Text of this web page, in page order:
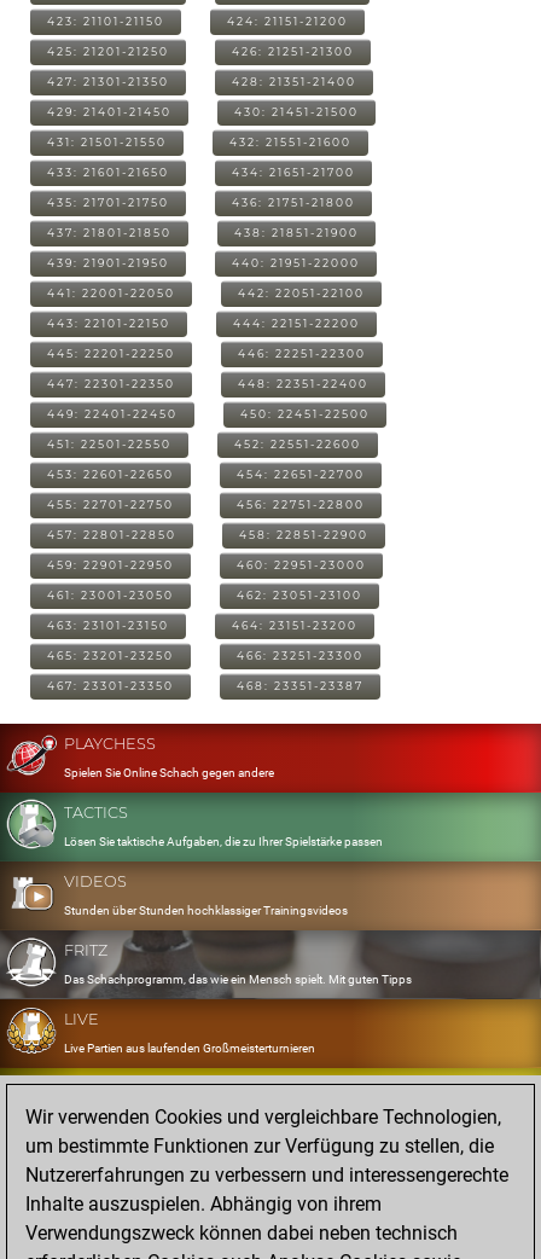
423: 21101-21150 424: 21151-21200
425: 21201-21250 426: 21251-21300
427: 21301-21350 428: 21351-21400
429: 21401-21450 430: 21451-21500
431: 21501-21550 432: 21551-21600
433: 21601-21650 434: 21651-21700
435: 21701-21750 436: 21751-21800
437: 21801-21850 438: 21851-21900
439: 21901-21950 440: 21951-22000
441: 22001-22050 442: 22051-22100
443: 22101-22150 444: 22151-22200
445: 22201-22250 446: 22251-22300
447: 22301-22350 448: 22351-22400
449: 22401-22450 450: 22451-22500
451: 22501-22550 452: 22551-22600
453: 22601-22650 454: 22651-22700
455: 22701-22750 456: 22751-22800
457: 22801-22850 458: 22851-22900
459: 22901-22950 460: 22951-23000
461: 23001-23050 462: 23051-23100
463: 23101-23150 464: 23151-23200
465: 23201-23250 466: 23251-23300
467: 23301-23350 468: 23351-23387
PLAYCHESS
Spielen Sie Online Schach gegen andere
TACTICS
Lösen Sie taktische Aufgaben, die zu Ihrer Spielstärke passen
VIDEOS
Stunden über Stunden hochklassiger Trainingsvideos
FRITZ
Das Schachprogramm, das wie ein Mensch spielt. Mit guten Tipps
LIVE
Live Partien aus laufenden Großmeisterturnieren
OPENINGS
Erfassen und Üben Sie Ihr Eröffnungsrepertoire
DATABASE
Acht Millionen starke Partien
MYGAMES
Speichern und analysieren Sie eigene Partien in der Cloud
Wir verwenden Cookies und vergleichbare Technologien,
um bestimmte Funktionen zur Verfügung zu stellen, die
Nutzererfahrungen zu verbessern und interessengerechte
Inhalte auszuspielen. Abhängig von ihrem
Verwendungszweck können dabei neben technisch